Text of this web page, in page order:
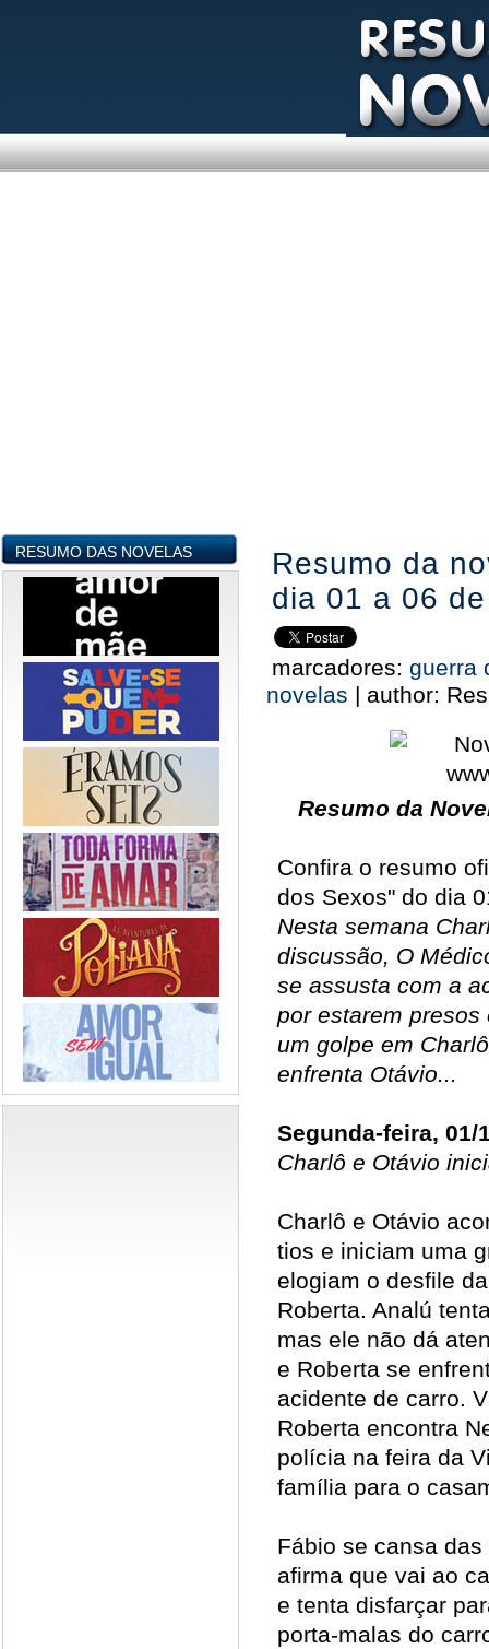
RESUMO DAS NOVELAS
Resumo da
dia 01 a 06
marcadores: guerra
novelas | author:
Resumo da
Confira o resumo
dos Sexos" do dia
Nesta semana
discussão, O
se assusta com a
por estarem
um golpe em
enfrenta Otávio...
Segunda-feira, 01/
Charlô e Otávio
Charlô e Otávio
tios e iniciam uma
elogiam o desfile
Roberta. Analú
mas ele não dá
e Roberta se
acidente de carro.
Roberta encontra
polícia na feira da
família para o
Fábio se cansa
afirma que vai ao
e tenta disfarçar
porta-malas do